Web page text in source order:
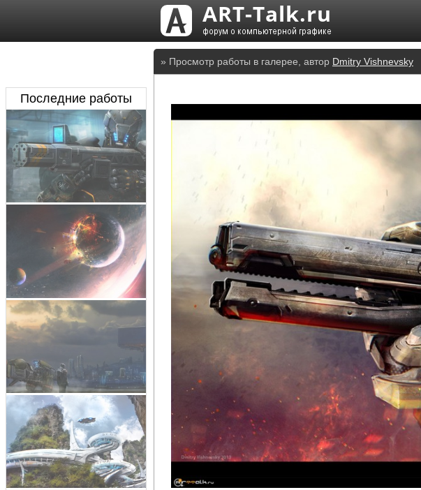
» Просмотр работы в галерее, автор Dmitry Vishnevsky
Последние работы